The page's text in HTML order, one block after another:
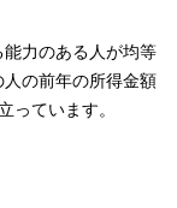
力のある人が均等
人の前年の所得金額
っています。